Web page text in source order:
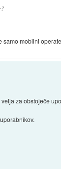
samo mobilni
za obstoječe